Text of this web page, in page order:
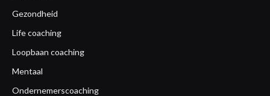
Gezondheid
Life coaching
Loopbaan coaching
Mentaal
Ondernemerscoaching